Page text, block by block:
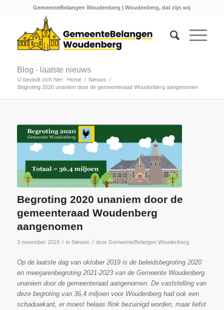
GemeenteBelangen Woudenberg | Woudenberg, dat zijn wij
Blog - laatste nieuws
U bevindt zich hier: Home / Nieuws /
Begroting 2020 unaniem door de gemeenteraad Woudenberg aangenomen
Begroting 2020 unaniem door de
gemeenteraad Woudenberg
aangenomen
3 november 2019 / in Nieuws / door GemeenteBelangen Woudenberg
Op de laatste dag van oktober 2019 is de beleidsbegroting 2020
en meerjarenbegroting 2021-2023 van de Gemeente Woudenberg
unaniem door de gemeenteraad aangenomen. De vaststelling van
deze begroting van 36,4 miljoen voor Woudenberg had ook een
schaduwkant, er moest helaas flink bezuinigd worden, maar liefst